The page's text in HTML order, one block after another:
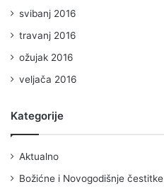
svibanj 2016
travanj 2016
ožujak 2016
veljača 2016
Kategorije
Aktualno
Božićne i Novogodišnje čestitke